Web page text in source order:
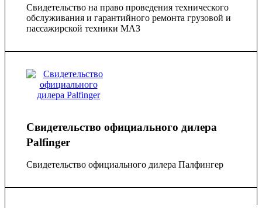
Cвидетельство на право проведения технического
обслуживания и гарантийного ремонта грузовой и
пассажирской техники МАЗ
Свидетельство официального дилера
Palfinger
Свидетельство официального дилера Палфингер